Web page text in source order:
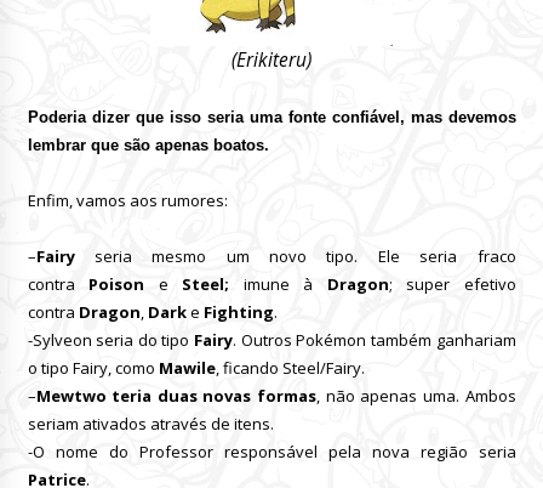
(Erikiteru)
Poderia dizer que isso seria uma fonte confiável, mas devemos
lembrar que são apenas boatos.
Enfim, vamos aos rumores:
–Fairyseria mesmo um novo tipo. Ele seria fraco
contra Poison e Steel; imune à Dragon; super efetivo
contra Dragon, Darke Fighting.
-Sylveon seria do tipo Fairy. Outros Pokémon também ganhariam
o tipo Fairy, como Mawile, ficando Steel/Fairy.
–Mewtwo teria duas novas formas, não apenas uma. Ambos
seriam ativados através de itens.
-O nome do Professor responsável pela nova região seria
Patrice.